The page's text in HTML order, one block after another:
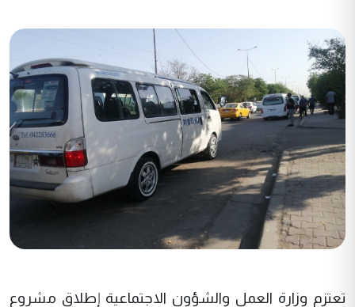
تعتزم وزارة العمل والشؤون الاجتماعية إطلاق مشروع